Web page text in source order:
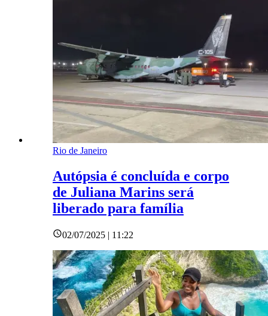
Rio de Janeiro
Autópsia é concluída e corpo
de Juliana Marins será
liberado para família
02/07/2025 | 11:22